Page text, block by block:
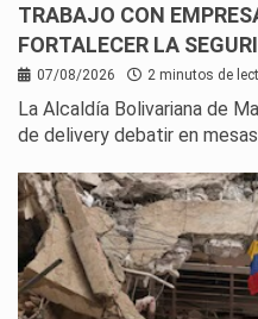
TRABAJO CON
FORTALECER LA
07/08/2026 2 minutos de
La Alcaldía Bolivariana de
de delivery debatir en